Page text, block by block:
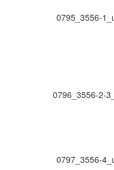
0795_3556-
0796_3556-2-
0797_3556-